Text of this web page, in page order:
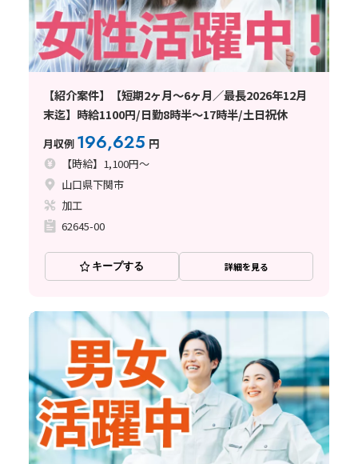
【紹介案件】【短期2ヶ月～6ヶ月／最長2026年12月
末迄】時給1100円/日勤8時半～17時半/土日祝休
月収例 196,625 円
【時給】1,100円～
山口県下関市
加工
62645-00
キープする 詳細を見る